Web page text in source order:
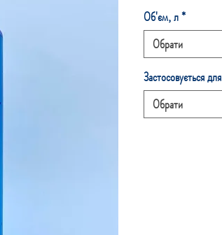
Об'єм, л*
Обрати
Застосовується для
Обрати